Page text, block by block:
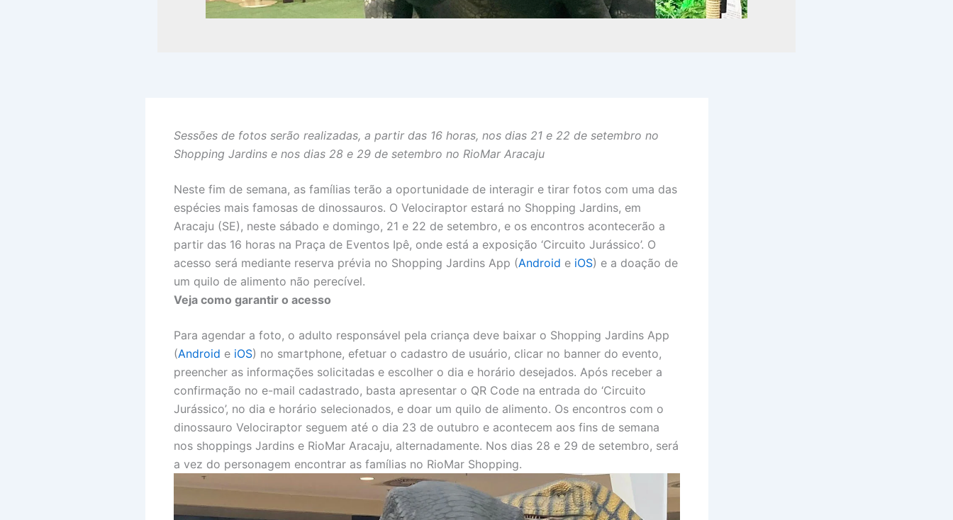
Sessões de fotos serão realizadas, a partir das 16 horas, nos dias 21 e 22 de setembro no
Shopping Jardins e nos dias 28 e 29 de setembro no RioMar Aracaju
Neste fim de semana, as famílias terão a oportunidade de interagir e tirar fotos com uma das
espécies mais famosas de dinossauros. O Velociraptor estará no Shopping Jardins, em
Aracaju (SE), neste sábado e domingo, 21 e 22 de setembro, e os encontros acontecerão a
partir das 16 horas na Praça de Eventos Ipê, onde está a exposição ‘Circuito Jurássico’. O
acesso será mediante reserva prévia no Shopping Jardins App (Android e iOS) e a doação de
um quilo de alimento não perecível.
Veja como garantir o acesso
Para agendar a foto, o adulto responsável pela criança deve baixar o Shopping Jardins App
(Android e iOS) no smartphone, efetuar o cadastro de usuário, clicar no banner do evento,
preencher as informações solicitadas e escolher o dia e horário desejados. Após receber a
confirmação no e-mail cadastrado, basta apresentar o QR Code na entrada do ‘Circuito
Jurássico’, no dia e horário selecionados, e doar um quilo de alimento. Os encontros com o
dinossauro Velociraptor seguem até o dia 23 de outubro e acontecem aos fins de semana
nos shoppings Jardins e RioMar Aracaju, alternadamente. Nos dias 28 e 29 de setembro, será
a vez do personagem encontrar as famílias no RioMar Shopping.